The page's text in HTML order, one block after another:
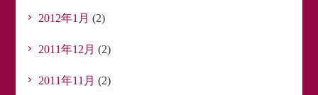
2012年1月 (2)
2011年12月 (2)
2011年11月 (2)